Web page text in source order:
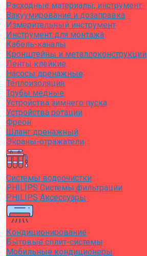
Расходные материалы, инструмент
Вакуумирование и дозаправка
Измерительный инструмент
Инструмент для монтажа
Кабель-каналы
Кронштейны и металлоконструкции
Ленты клейкие
Насосы дренажные
Теплоизоляция
Трубы медные
Устройства зимнего пуска
Устройства ротации
Фреон
Шланг дренажный
Экраны-отражатели
Системы водоочистки
PHILIPS Системы фильтрации
PHILIPS Аксессуары
Кондиционирование
Бытовые сплит-системы
Мобильные кондиционеры